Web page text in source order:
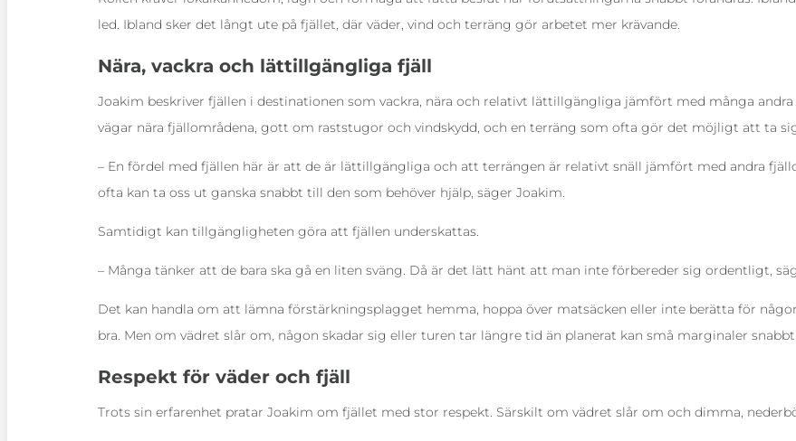
led. Ibland sker det långt ute på fjället, där väder, vind och terräng gör arbetet mer krävande.
Nära, vackra och lättillgängliga fjäll
Joakim beskriver fjällen i destinationen som vackra, nära och relativt lättillgängliga jämfört med många andra
vägar nära fjällområdena, gott om raststugor och vindskydd, och en terräng som ofta gör det möjligt att ta
– En fördel med fjällen här är att de är lättillgängliga och att terrängen är relativt snäll jämfört med andra
ofta kan ta oss ut ganska snabbt till den som behöver hjälp, säger Joakim.
Samtidigt kan tillgängligheten göra att fjällen underskattas.
– Många tänker att de bara ska gå en liten sväng. Då är det lätt hänt att man inte förbereder sig ordentligt,
Det kan handla om att lämna förstärkningsplagget hemma, hoppa över matsäcken eller inte berätta för
bra. Men om vädret slår om, någon skadar sig eller turen tar längre tid än planerat kan små marginaler
Respekt för väder och fjäll
Trots sin erfarenhet pratar Joakim om fjället med stor respekt. Särskilt om vädret slår om och dimma,